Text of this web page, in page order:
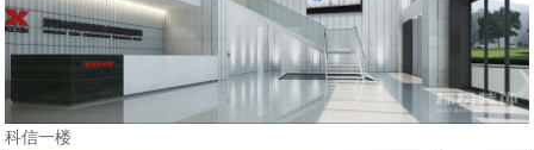
科信一楼